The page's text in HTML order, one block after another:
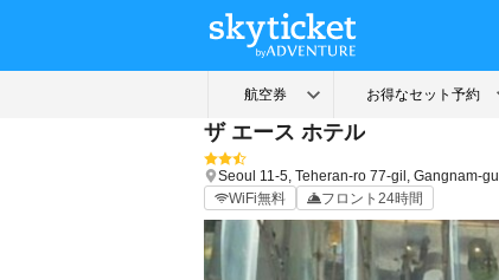
ザ エース ホテル
Seoul 11-5, Teheran-ro 77-gil, Gangnam-gu
WiFi無料
フロント24時間